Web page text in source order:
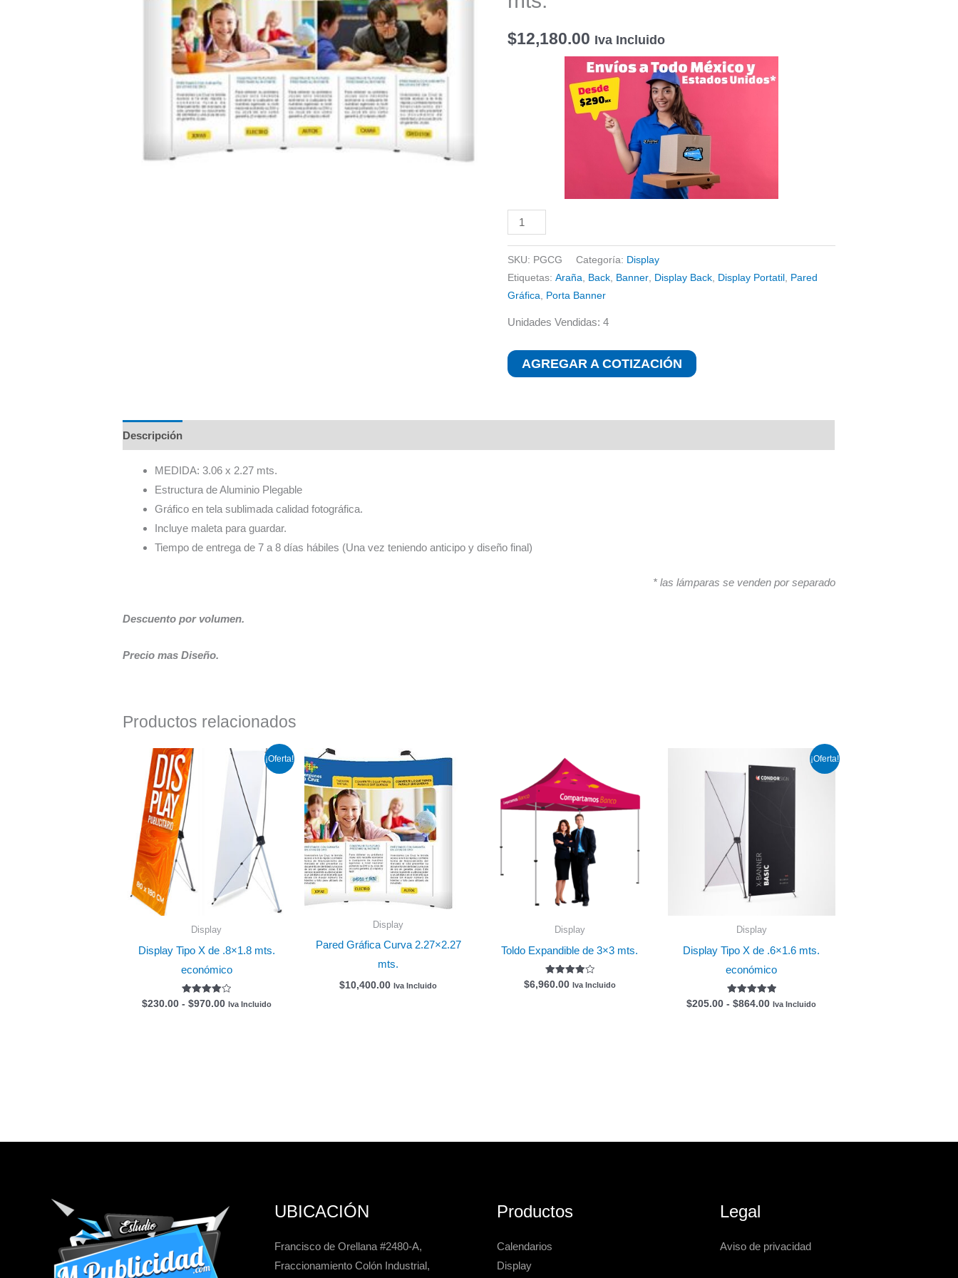
$12,180.00 Iva Incluido
cantidad
SKU: PGCG Categoría: Display
Etiquetas: Araña Back Banner Display Back Display Portatil
Pared
Gráfica
Porta Banner
Unidades Vendidas: 4
AGREGAR A COTIZACIÓN
Descripción
MEDIDA: 3.06 x 2.27 mts.
Estructura de Aluminio Plegable
Gráfico en tela sublimada calidad fotográfica.
Incluye maleta para guardar.
Tiempo de entrega de 7 a 8 días hábiles (Una vez teniendo anticipo y diseño final)
* las lámparas se venden por separado
Descuento por volumen.
Precio mas Diseño.
Productos relacionados
¡Oferta!
Display
Display Tipo X de .8×1.8 mts.
económico
Valorado
$230.00 - $970.00
Rango
de
precios:
desde
$230.00
hasta
$970.00
Iva Incluido
Display
Pared Gráfica Curva 2.27×2.27
mts.
$10,400.00 Iva Incluido
Display
Toldo Expandible de 3×3 mts.
Valorado
$6,960.00 Iva Incluido
¡Oferta!
Display
Display Tipo X de .6×1.6 mts.
económico
Valorado
$205.00 - $864.00
de
precios:
Iva Incluido
UBICACIÓN
Francisco de Orellana #2480-A,
Fraccionamiento Colón Industrial,
Productos
Calendarios
Display
Legal
Aviso de privacidad